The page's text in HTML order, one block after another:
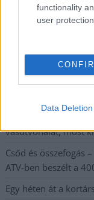
functionality
user protection.
Data Deletion
postaládájába érkezik!
Nemrég nyitották
vasútvonalat, most
Csőd és összefogás
ATV-ben beszélt a
Egy héten át a